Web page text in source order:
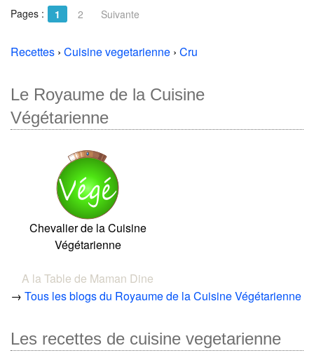
Pages : 1 2 Suivante
Recettes › Cuisine vegetarienne › Cru
Le Royaume de la Cuisine
Végétarienne
Chevalier de la Cuisine
Végétarienne
A la Table de Maman Dine
→ Tous les blogs du Royaume de la Cuisine Végétarienne
Les recettes de cuisine vegetarienne